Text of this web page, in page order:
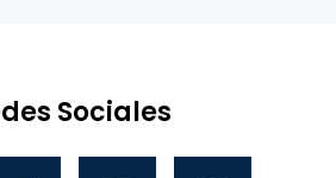
Sociales